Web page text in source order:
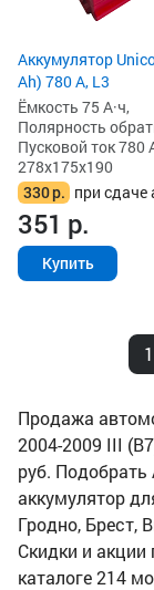
Аккумулятор
Ah) 780 А, L3
Ёмкость 75 А·ч,
Полярность
Пусковой ток 780
278x175x190
330р. при сдаче
351 р.
Купить
1
Продажа
2004-2009 III
руб. Подобрать
аккумулятор
Гродно, Брест,
Скидки и акции
каталоге 214